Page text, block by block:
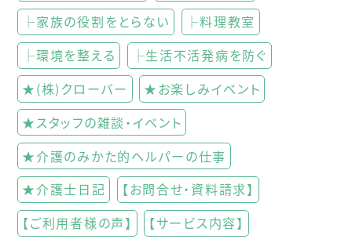
├家族の役割をとらない
├料理教室
├環境を整える
├生活不活発病を防ぐ
★(株)クローバー
★お楽しみイベント
★スタッフの雑談・イベント
★介護のみかた的ヘルパーの仕事
★介護士日記
【お問合せ・資料請求】
【ご利用者様の声】
【サービス内容】